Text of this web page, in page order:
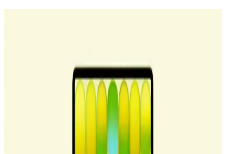
adaptörüdür. Yüksek empedanslı kulaklıklar ve küçük hoparlörler
MacBook Neo USB-C Portları: Hız ve Fonksiyon
Farkları ile macOS Uyarıları
MacBook Neo'nun iki USB-C portu farklı hız ve özelliklere sahiptir.
Sol port USB 3 desteklerken sağ port USB 2 hızındadır. macOS,
yanlış bağlantılarda kullanıcıyı uyarır ve performans sorunlarını